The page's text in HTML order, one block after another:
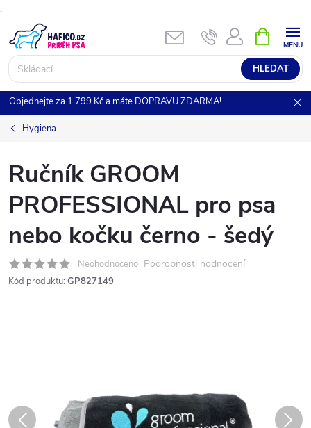
.
na
obsah
HLEDAT
NÁKUPNÍ
KOŠÍK
Objednejte za 1 799 Kč a máte DOPRAVU ZDARMA!
Hygiena
Ručník GROOM
PROFESSIONAL pro psa
nebo kočku černo - šedý
Neohodnoceno Podrobnosti hodnocení
Kód produktu: GP827149